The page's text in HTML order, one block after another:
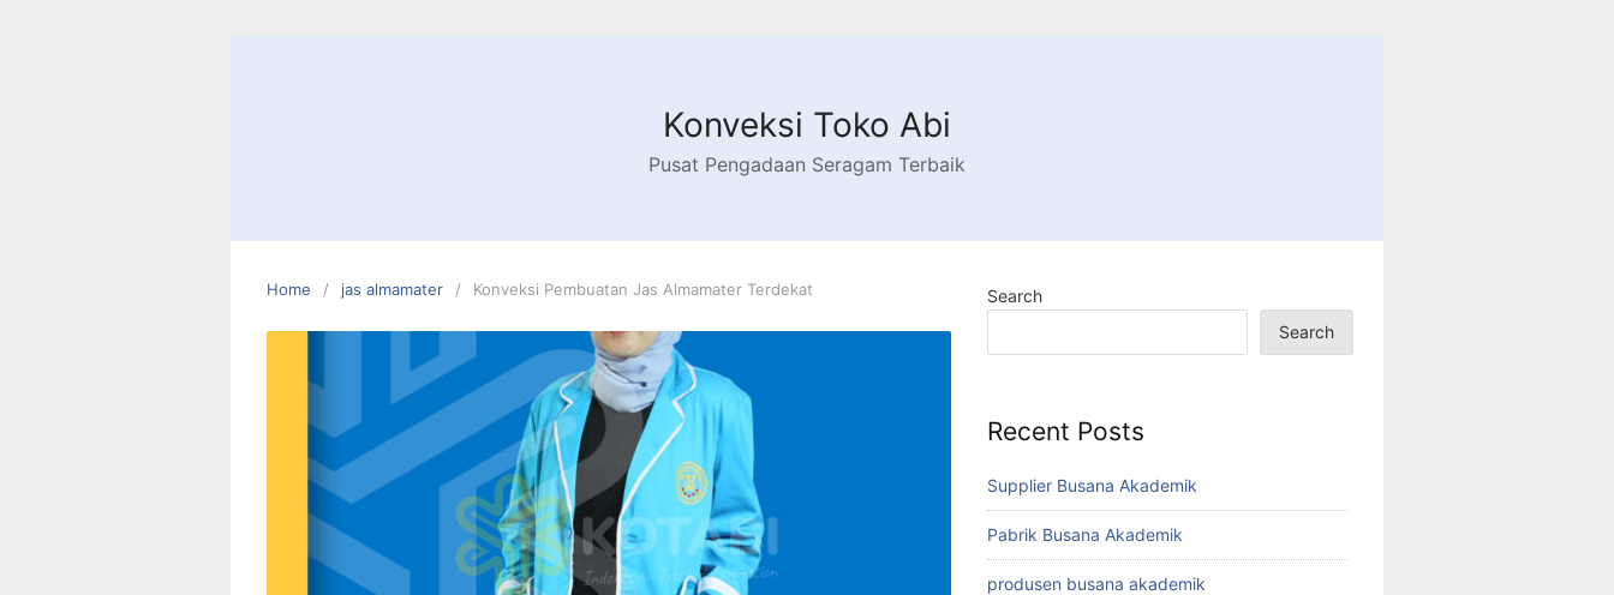
Konveksi Toko Abi
Pusat Pengadaan Seragam Terbaik
Home jas almamater Konveksi Pembuatan Jas Almamater Terdekat
Search
Search
Recent Posts
Supplier Busana Akademik
Pabrik Busana Akademik
produsen busana akademik